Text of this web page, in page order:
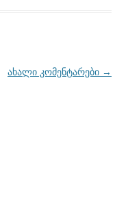
ახალი კომენტარები →